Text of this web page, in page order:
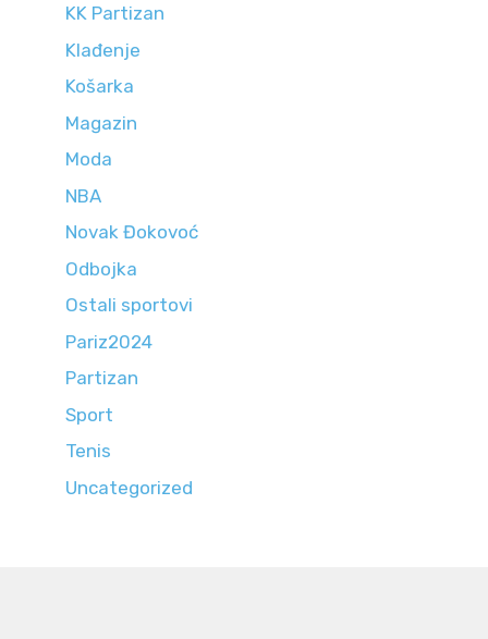
KK Partizan
Klađenje
Košarka
Magazin
Moda
NBA
Novak Đokovoć
Odbojka
Ostali sportovi
Pariz2024
Partizan
Sport
Tenis
Uncategorized